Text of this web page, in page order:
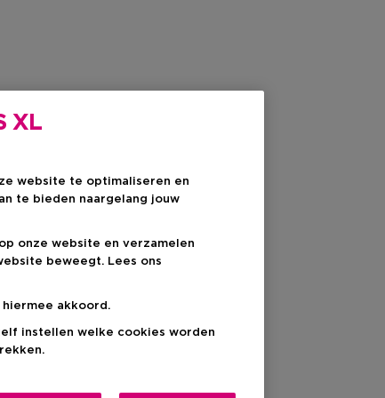
XL
website te optimaliseren en
te bieden naargelang jouw
onze website en verzamelen
beweegt. Lees ons
akkoord.
instellen welke cookies worden